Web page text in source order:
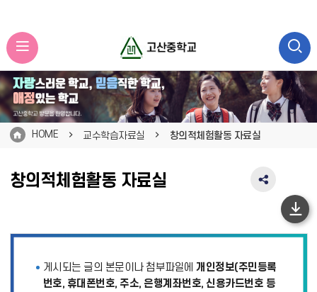
HOME 교수학습자료실 창의적체험활동 자료실
창의적체험활동 자료실
SNS
역
치
기
게시되는 글의 본문이나 첨부파일에 개인정보(주민등록
번호, 휴대폰번호, 주소, 은행계좌번호, 신용카드번호 등
하
단